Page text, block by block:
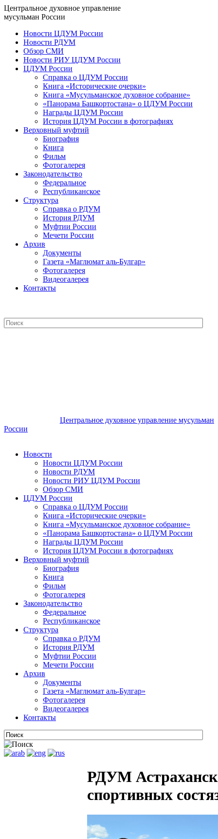
Центральное духовное управление
мусульман России
Новости ЦДУМ России
Новости РДУМ
Обзор СМИ
Новости РИУ ЦДУМ России
ЦДУМ России
Справка о ЦДУМ России
Книга «Исторические очерки»
Книга «Мусульманское духовное собрание»
«Панорама Башкортостана» о ЦДУМ России
Награды ЦДУМ России
История ЦДУМ России в фотографиях
Верховный муфтий
Биография
Книга
Фильм
Фотогалерея
Законодательство
Федеральное
Республиканское
Структура
Справка о РДУМ
История РДУМ
Муфтии России
Мечети России
Архив
Документы
Газета «Маглюмат аль-Булгар»
Фотогалерея
Видеогалерея
Контакты
Центральное духовное управление мусульман
России
Новости
Новости ЦДУМ России
Новости РДУМ
Новости РИУ ЦДУМ России
Обзор СМИ
ЦДУМ России
Справка о ЦДУМ России
Книга «Исторические очерки»
Книга «Мусульманское духовное собрание»
«Панорама Башкортостана» о ЦДУМ России
Награды ЦДУМ России
История ЦДУМ России в фотографиях
Верховный муфтий
Биография
Книга
Фильм
Фотогалерея
Законодательство
Федеральное
Республиканское
Структура
Справка о РДУМ
История РДУМ
Муфтии России
Мечети России
Архив
Документы
Газета «Маглюмат аль-Булгар»
Фотогалерея
Видеогалерея
Контакты
РДУМ
спортивных